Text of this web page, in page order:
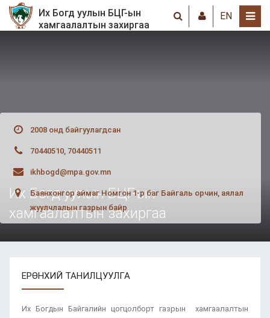
Их Богд уулын БЦГ-ын
хамгаалалтын захиргаа
EN
Их Богд уулын БЦГ-ын
хамгаалалтын захиргаа
2008 онд байгуулагдсан
70440510, 70440511
ikhbogd@mpa.gov.mn
Баянхонгор аймаг Номгон 1-р баг Байгаль орчин, аялал
жуулчлалын газрын байр
ЕРӨНХИЙ ТАНИЛЦУУЛГА
Их Богдын Байгалийн цогцолборт газрын хамгаалалтын